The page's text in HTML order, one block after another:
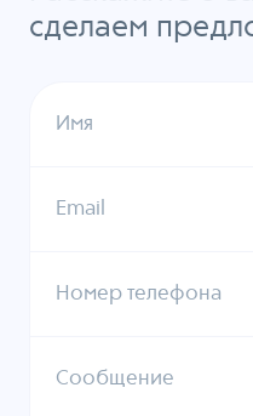
сделаем
Имя
Email
Номер телефона
Сообщение